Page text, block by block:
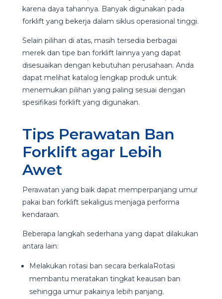
karena daya tahannya. Banyak digunakan pada
forklift yang bekerja dalam siklus operasional tinggi.
Selain pilihan di atas, masih tersedia berbagai
merek dan tipe ban forklift lainnya yang dapat
disesuaikan dengan kebutuhan perusahaan. Anda
dapat melihat katalog lengkap produk untuk
menemukan pilihan yang paling sesuai dengan
spesifikasi forklift yang digunakan.
Tips Perawatan Ban
Forklift agar Lebih
Awet
Perawatan yang baik dapat memperpanjang umur
pakai ban forklift sekaligus menjaga performa
kendaraan.
Beberapa langkah sederhana yang dapat dilakukan
antara lain:
Melakukan rotasi ban secara berkalaRotasi
membantu meratakan tingkat keausan ban
sehingga umur pakainya lebih panjang.